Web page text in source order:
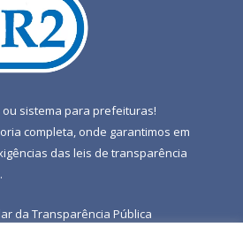
ou sistema para prefeituras!
completa, onde garantimos em
das leis de transparência
da Transparência Pública